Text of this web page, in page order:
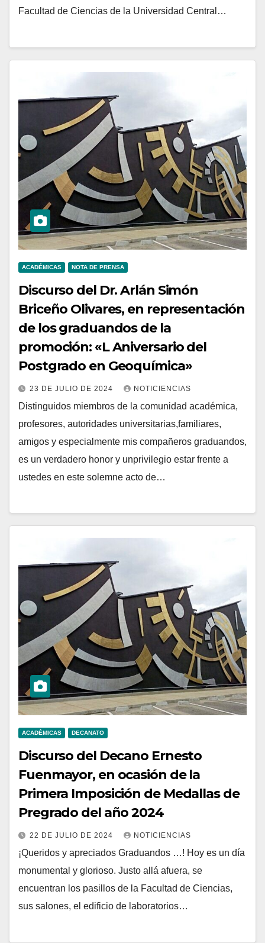
Facultad de Ciencias de la Universidad Central…
ACADÉMICAS NOTA DE PRENSA
Discurso del Dr. Arlán Simón
Briceño Olivares, en representación
de los graduandos de la
promoción: «L Aniversario del
Postgrado en Geoquímica»
23 DE JULIO DE 2024 NOTICIENCIAS
Distinguidos miembros de la comunidad académica,
profesores, autoridades universitarias,familiares,
amigos y especialmente mis compañeros graduandos,
es un verdadero honor y unprivilegio estar frente a
ustedes en este solemne acto de…
ACADÉMICAS DECANATO
Discurso del Decano Ernesto
Fuenmayor, en ocasión de la
Primera Imposición de Medallas de
Pregrado del año 2024
22 DE JULIO DE 2024 NOTICIENCIAS
¡Queridos y apreciados Graduandos …! Hoy es un día
monumental y glorioso. Justo allá afuera, se
encuentran los pasillos de la Facultad de Ciencias,
sus salones, el edificio de laboratorios…